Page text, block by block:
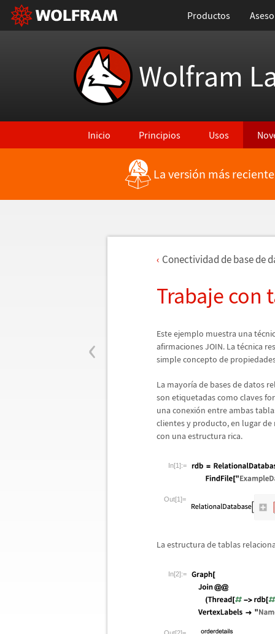
Productos
Wolfram
Inicio Principios Usos
La versión más
‹
Conectividad de base de
Trabaje con
Este ejemplo muestra una té
afirmaciones JOIN. La técnica
simple concepto de
La mayoría de bases de datos
son etiquetadas como claves for
una conexión entre ambas
clientes y producto, en lugar
con una estructura rica.
In[1]:=
Out[1]=
La estructura de tablas
In[2]:=